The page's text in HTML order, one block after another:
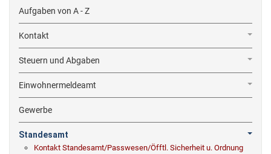
Aufgaben von A - Z
Kontakt
Steuern und Abgaben
Einwohnermeldeamt
Gewerbe
Standesamt
Kontakt Standesamt/Passwesen/Öfftl. Sicherheit u. Ordnung